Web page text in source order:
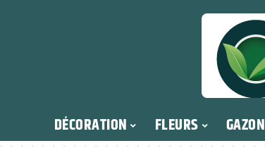
DÉCORATION FLEURS GAZON